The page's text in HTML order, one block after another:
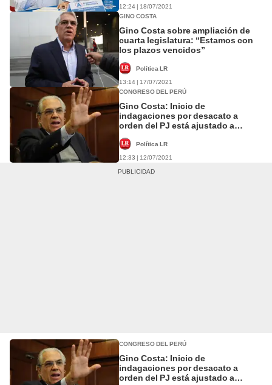
12:24 | 18/07/2021
GINO COSTA
Gino Costa sobre ampliación de
cuarta legislatura: “Estamos con
los plazos vencidos”
Política LR
13:14 | 17/07/2021
CONGRESO DEL PERÚ
Gino Costa: Inicio de
indagaciones por desacato a
orden del PJ está ajustado a
Política LR
12:33 | 12/07/2021
CONGRESO DEL PERÚ
Gino Costa: Inicio de
indagaciones por desacato a
orden del PJ está ajustado a